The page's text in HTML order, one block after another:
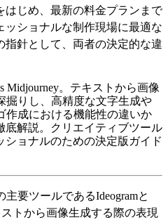
はじめ、最新の料金プランまで
ショナルな制作現場に最適な
指針として、両者の決定的な違
Midjourney。テキストから画像
掘りし、高精度な文字生成や
作成における機能性の違いか
底解説。クリエイティブツール
ョナルのための決定版ガイド
要ツールであるIdeogramと
トから画像生成する際の表現